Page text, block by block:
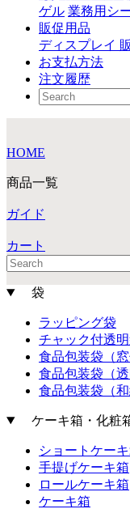
ゲル 業務用シ
販促用品
ディスプレイ
お支払方法
注文履歴
HOME
商品一覧
ガイド
カート
袋
ラッピング袋
チャック付透
食品包装袋（窓
食品包装袋（透
食品包装袋（和
ケーキ箱・化粧
ショートケー
手提げケーキ箱
ロールケーキ箱
ケーキ箱